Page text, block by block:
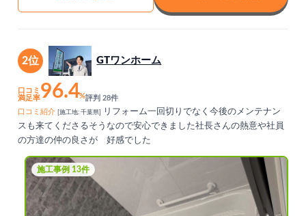
2位 GTワンホーム
口コミ
満足率96.4%評判 28件
口コミ紹介
[施工地: 千葉県]
リフォーム一回切りでなく今後のメンテナン
スも来てくださるそうなので安心できました社長さんの熱意や社員
の方達の仲の良さが 好感でした
施工事例 13件